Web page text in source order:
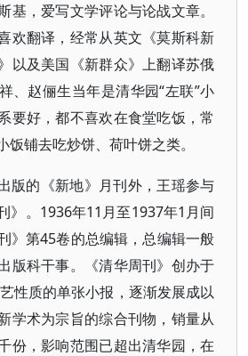
基，爱写文学评论与论战文章。
欢翻译，经常从英文《莫斯科新
以及美国《新群众》上翻译苏俄
、赵俪生当年是清华园“左联”小
要好，都不喜欢在食堂吃饭，常
铺去吃炒饼、荷叶饼之类。
版的《新地》月刊外，王瑶参与
》。1936年11月至1937年1月间
》第45卷的总编辑，总编辑一般
版科干事。《清华周刊》创办于
性质的单张小报，逐渐发展成以
学术为宗旨的综合刊物，销量从
份，影响范围已超出清华园，在